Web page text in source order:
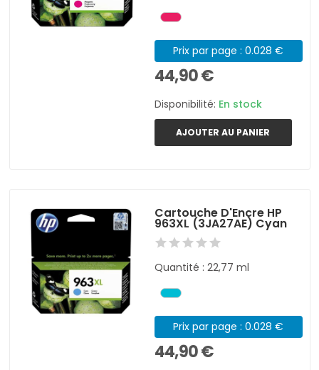
Prix par page : 0.028 €
44,90 €
Disponibilité: En stock
AJOUTER AU PANIER
Cartouche D'Encre HP
963XL (3JA27AE) Cyan
Quantité : 22,77 ml
Prix par page : 0.028 €
44,90 €